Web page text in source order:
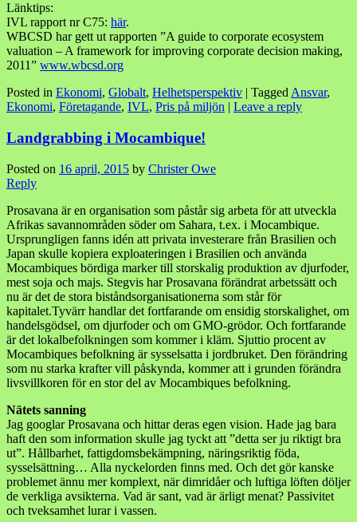
Länktips:
IVL rapport nr C75: här.
WBCSD har gett ut rapporten ”A guide to corporate ecosystem
valuation – A framework for improving corporate decision making,
2011” www.wbcsd.org
Posted in Ekonomi, Globalt, Helhetsperspektiv | Tagged Ansvar,
Ekonomi, Företagande, IVL, Pris på miljön | Leave a reply
Landgrabbing i Mocambique!
Posted on 16 april, 2015 by Christer Owe
Reply
Prosavana är en organisation som påstår sig arbeta för att utveckla
Afrikas savannområden söder om Sahara, t.ex. i Mocambique.
Ursprungligen fanns idén att privata investerare från Brasilien och
Japan skulle kopiera exploateringen i Brasilien och använda
Mocambiques bördiga marker till storskalig produktion av djurfoder,
mest soja och majs. Stegvis har Prosavana förändrat arbetssätt och
nu är det de stora biståndsorganisationerna som står för
kapitalet.Tyvärr handlar det fortfarande om ensidig storskalighet, om
handelsgödsel, om djurfoder och om GMO-grödor. Och fortfarande
är det lokalbefolkningen som kommer i kläm. Sjuttio procent av
Mocambiques befolkning är sysselsatta i jordbruket. Den förändring
som nu starka krafter vill påskynda, kommer att i grunden förändra
livsvillkoren för en stor del av Mocambiques befolkning.
Nätets sanning
Jag googlar Prosavana och hittar deras egen vision. Hade jag bara
haft den som information skulle jag tyckt att ”detta ser ju riktigt bra
ut”. Hållbarhet, fattigdomsbekämpning, näringsriktig föda,
sysselsättning… Alla nyckelorden finns med. Och det gör kanske
problemet ännu mer komplext, när dimridåer och luftiga löften döljer
de verkliga avsikterna. Vad är sant, vad är ärligt menat? Passivitet
och tveksamhet lurar i vassen.